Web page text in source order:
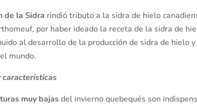
de la Sidra rindió tributo a la sidra de hielo
por haber ideado la receta de la sidra de
al desarrollo de la producción de sidra de hielo
mundo.
características
muy bajasdel invierno quebequés son